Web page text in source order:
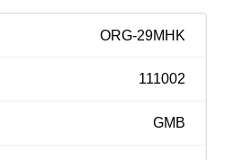
ORG-29MHK
111002
GMB